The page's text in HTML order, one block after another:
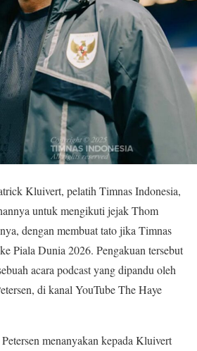
Kluivert, pelatih Timnas Indonesia,
untuk mengikuti jejak Thom
dengan membuat tato jika Timnas
Piala Dunia 2026. Pengakuan tersebut
acara podcast yang dipandu oleh
di kanal YouTube The Haye
menanyakan kepada Kluivert